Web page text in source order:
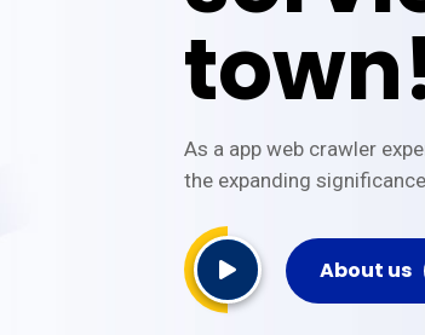
About us
As a app web crawler
the expanding